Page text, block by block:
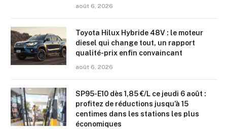
août 6, 2026
Toyota Hilux Hybride 48V : le moteur
diesel qui change tout, un rapport
qualité-prix enfin convaincant
août 6, 2026
SP95-E10 dès 1,85 €/L ce jeudi 6 août :
profitez de réductions jusqu’à 15
centimes dans les stations les plus
économiques